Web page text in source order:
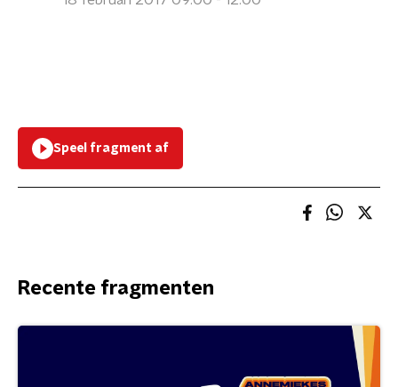
Speel fragment af
Recente fragmenten